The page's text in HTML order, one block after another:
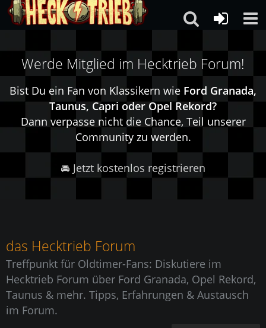
Werde Mitglied im Hecktrieb Forum!
Bist Du ein Fan von Klassikern wie Ford Granada,
Taunus, Capri oder Opel Rekord?
Dann verpasse nicht die Chance, Teil unserer
Community zu werden.
🚘 Jetzt kostenlos registrieren
das Hecktrieb Forum
Treffpunkt für Oldtimer-Fans: Diskutiere im
Hecktrieb Forum über Ford Granada, Opel Rekord,
Taunus & mehr. Tipps, Erfahrungen & Austausch
im Forum.